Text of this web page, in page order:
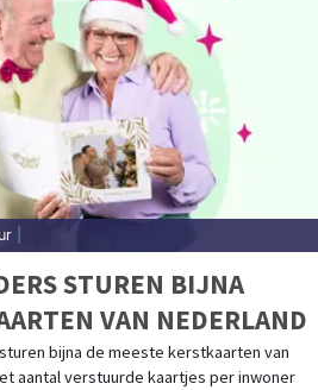
STUREN BIJNA
VAN NEDERLAND
bijna de meeste kerstkaarten van
aantal verstuurde kaartjes per inwoner